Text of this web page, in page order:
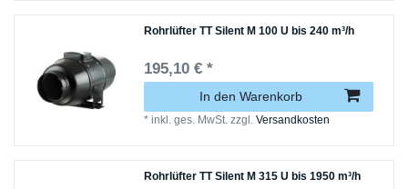
Rohrlüfter TT Silent M 100 U bis 240 m³/h
195,10 € *
In den Warenkorb
*inkl. ges. MwSt. zzgl.Versandkosten
Rohrlüfter TT Silent M 315 U bis 1950 m³/h